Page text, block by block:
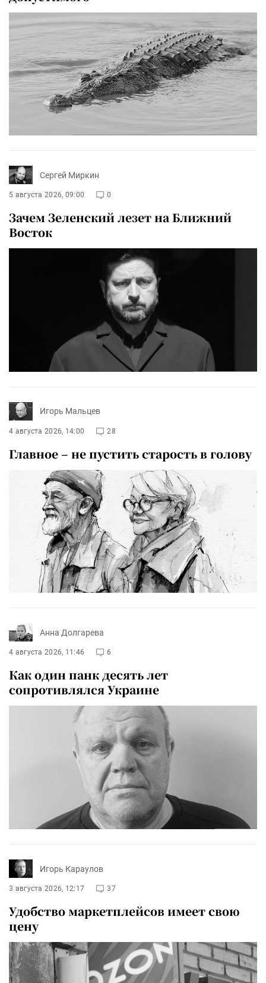
Сергей Миркин
5 августа 2026, 09:00 0
Зачем Зеленский лезет на Ближний
Восток
Игорь Мальцев
4 августа 2026, 14:00 28
Главное – не пустить старость в голову
Анна Долгарева
4 августа 2026, 11:46 6
Как один панк десять лет
сопротивлялся Украине
Игорь Караулов
3 августа 2026, 12:17 37
Удобство маркетплейсов имеет свою
цену